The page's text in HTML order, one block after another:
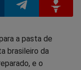
Compartilhar
no
a pasta de
brasileiro da
e o